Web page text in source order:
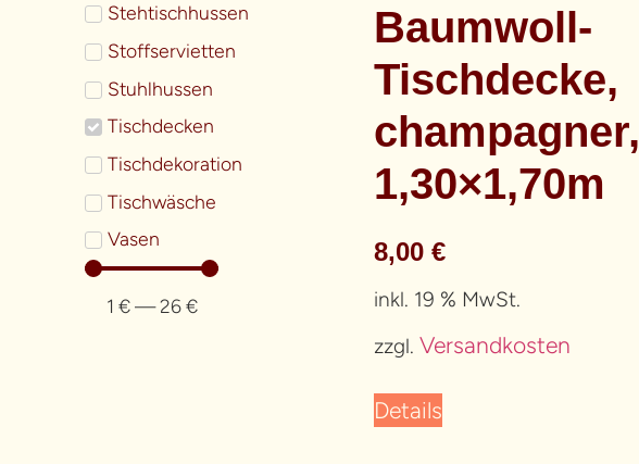
Stehtischhussen
Stoffservietten
Stuhlhussen
Tischdecken
Tischdekoration
Tischwäsche
Vasen
1 €—26€
Baumwoll-
Tischdecke,
champagner,
1,30×1,70m
8,00 €
inkl. 19 % MwSt.
zzgl. Versandkosten
Details